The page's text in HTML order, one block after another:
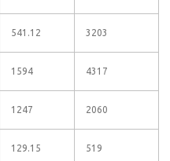
541.12 3203
1594 4317
1247 2060
129.15 519